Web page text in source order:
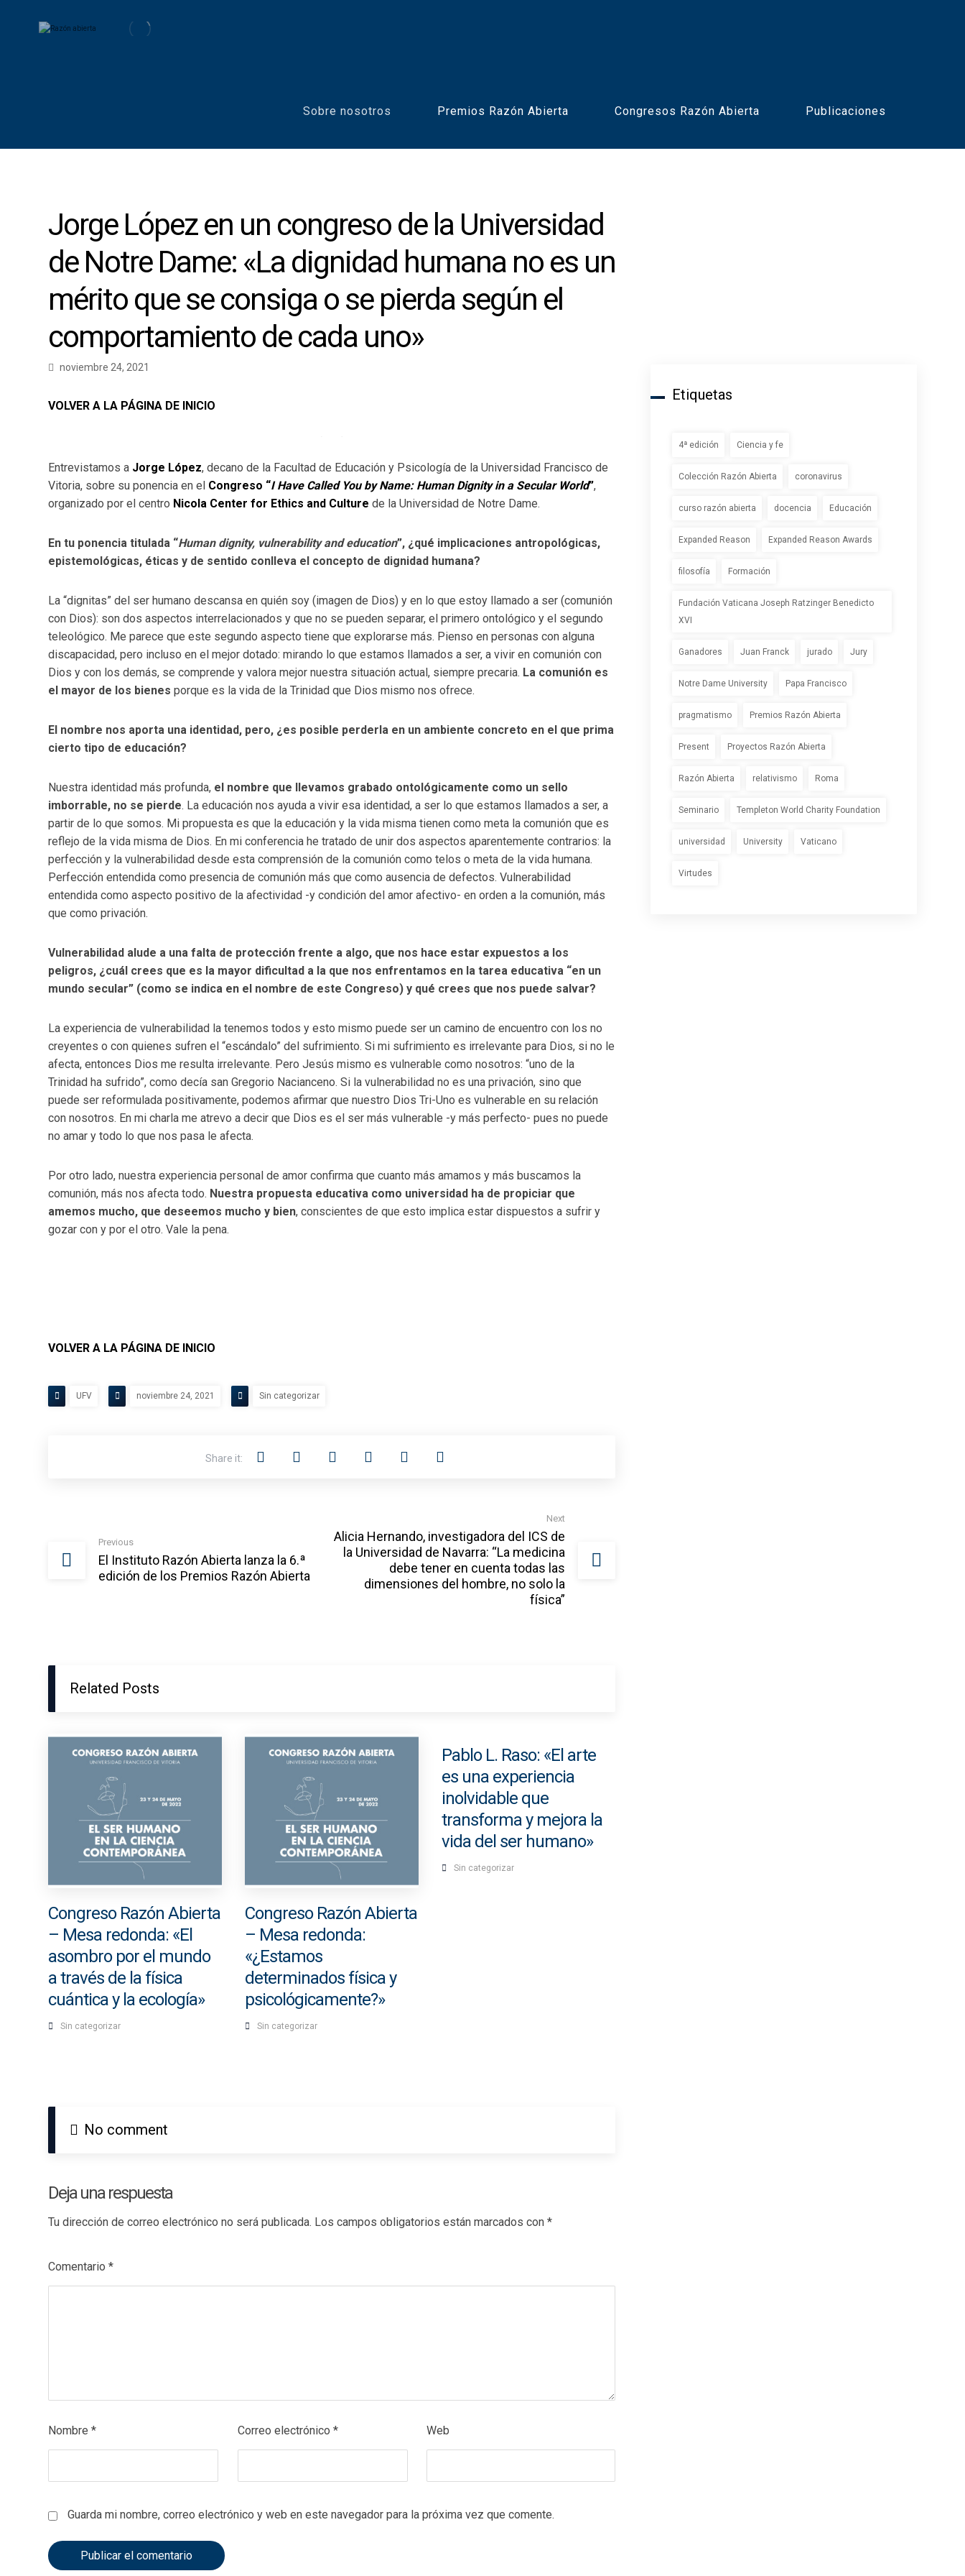
Sobre nosotros Premios Razón Abierta Congresos Razón Abierta Publicaciones
Jorge López en un congreso de la Universidad
de Notre Dame: «La dignidad humana no es un
mérito que se consiga o se pierda según el
comportamiento de cada uno»
noviembre 24, 2021
VOLVER A LA PÁGINA DE INICIO
Entrevistamos a Jorge López, decano de la Facultad de Educación y Psicología de la Universidad Francisco de
Vitoria, sobre su ponencia en el Congreso “I Have Called You by Name: Human Dignity in a Secular World”,
organizado por el centro Nicola Center for Ethics and Culture de la Universidad de Notre Dame.
En tu ponencia titulada “Human dignity, vulnerability and education”, ¿qué implicaciones antropológicas,
epistemológicas, éticas y de sentido conlleva el concepto de dignidad humana?
La “dignitas” del ser humano descansa en quién soy (imagen de Dios) y en lo que estoy llamado a ser (comunión
con Dios): son dos aspectos interrelacionados y que no se pueden separar, el primero ontológico y el segundo
teleológico. Me parece que este segundo aspecto tiene que explorarse más. Pienso en personas con alguna
discapacidad, pero incluso en el mejor dotado: mirando lo que estamos llamados a ser, a vivir en comunión con
Dios y con los demás, se comprende y valora mejor nuestra situación actual, siempre precaria. La comunión es
el mayor de los bienes porque es la vida de la Trinidad que Dios mismo nos ofrece.
El nombre nos aporta una identidad, pero, ¿es posible perderla en un ambiente concreto en el que prima
cierto tipo de educación?
Nuestra identidad más profunda, el nombre que llevamos grabado ontológicamente como un sello
imborrable, no se pierde. La educación nos ayuda a vivir esa identidad, a ser lo que estamos llamados a ser, a
partir de lo que somos. Mi propuesta es que la educación y la vida misma tienen como meta la comunión que es
reflejo de la vida misma de Dios. En mi conferencia he tratado de unir dos aspectos aparentemente contrarios: la
perfección y la vulnerabilidad desde esta comprensión de la comunión como telos o meta de la vida humana.
Perfección entendida como presencia de comunión más que como ausencia de defectos. Vulnerabilidad
entendida como aspecto positivo de la afectividad -y condición del amor afectivo- en orden a la comunión, más
que como privación.
Vulnerabilidad alude a una falta de protección frente a algo, que nos hace estar expuestos a los
peligros, ¿cuál crees que es la mayor dificultad a la que nos enfrentamos en la tarea educativa “en un
mundo secular” (como se indica en el nombre de este Congreso) y qué crees que nos puede salvar?
La experiencia de vulnerabilidad la tenemos todos y esto mismo puede ser un camino de encuentro con los no
creyentes o con quienes sufren el “escándalo” del sufrimiento. Si mi sufrimiento es irrelevante para Dios, si no le
afecta, entonces Dios me resulta irrelevante. Pero Jesús mismo es vulnerable como nosotros: “uno de la
Trinidad ha sufrido”, como decía san Gregorio Nacianceno. Si la vulnerabilidad no es una privación, sino que
puede ser reformulada positivamente, podemos afirmar que nuestro Dios Tri-Uno es vulnerable en su relación
con nosotros. En mi charla me atrevo a decir que Dios es el ser más vulnerable -y más perfecto- pues no puede
no amar y todo lo que nos pasa le afecta.
Por otro lado, nuestra experiencia personal de amor confirma que cuanto más amamos y más buscamos la
comunión, más nos afecta todo. Nuestra propuesta educativa como universidad ha de propiciar que
amemos mucho, que deseemos mucho y bien, conscientes de que esto implica estar dispuestos a sufrir y
gozar con y por el otro. Vale la pena.
VOLVER A LA PÁGINA DE INICIO
UFV noviembre 24, 2021 Sin categorizar
Previous
El Instituto Razón Abierta lanza la 6.ª
edición de los Premios Razón Abierta
Next
Alicia Hernando, investigadora del ICS de
la Universidad de Navarra: “La medicina
debe tener en cuenta todas las
dimensiones del hombre, no solo la
física”
Related Posts
Congreso Razón Abierta
– Mesa redonda: «El
asombro por el mundo
a través de la física
cuántica y la ecología»
Sin categorizar
Congreso Razón Abierta
– Mesa redonda:
«¿Estamos
determinados física y
psicológicamente?»
Sin categorizar
Pablo L. Raso: «El arte
es una experiencia
inolvidable que
transforma y mejora la
vida del ser humano»
Sin categorizar
No comment
Deja una respuesta
Tu dirección de correo electrónico no será publicada. Los campos obligatorios están marcados con*
Comentario*
Nombre* Correo electrónico * Web
Guarda mi nombre, correo electrónico y web en este navegador para la próxima vez que comente.
Etiquetas
4ª edición Ciencia y fe
Colección Razón Abierta coronavirus
curso razón abierta docencia Educación
Expanded Reason Expanded Reason Awards
filosofía Formación
Fundación Vaticana Joseph Ratzinger Benedicto
XVI
Ganadores Juan Franck jurado Jury
Notre Dame University Papa Francisco
pragmatismo Premios Razón Abierta
Present Proyectos Razón Abierta
Razón Abierta relativismo Roma
Seminario Templeton World Charity Foundation
universidad University Vaticano
Virtudes